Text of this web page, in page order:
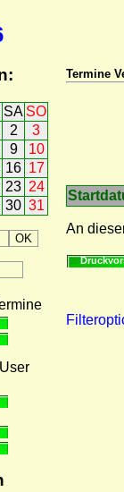
SA SO
2
3
9
10
16 17
23 24
30 31
Termine
An